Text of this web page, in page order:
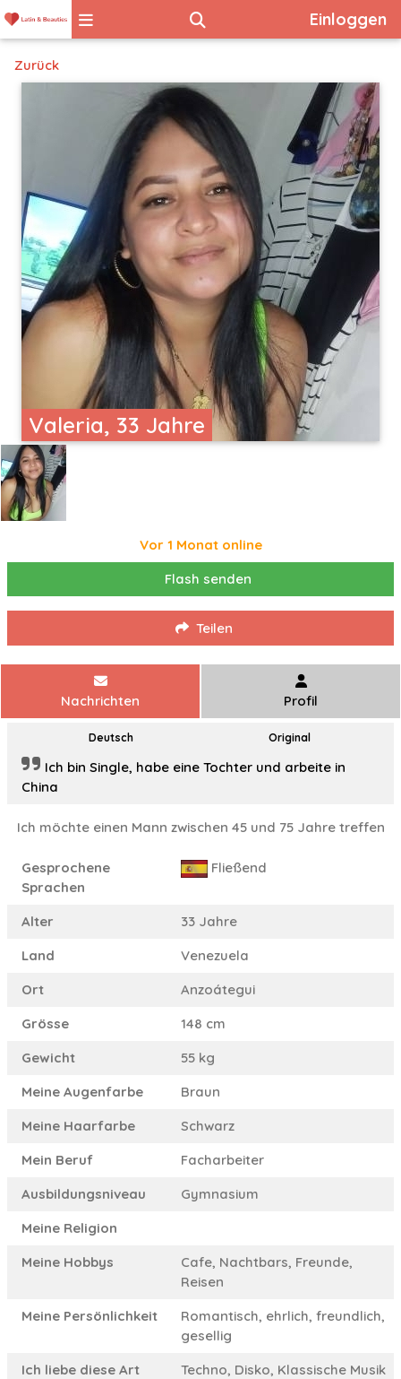
Einloggen
Zurück
Valeria, 33 Jahre
Vor 1 Monat online
Flash senden
Teilen
Nachrichten Profil
Deutsch Original
Ich bin Single, habe eine Tochter und arbeite in
China
Ich möchte einen Mann zwischen 45 und 75 Jahre treffen
Gesprochene
Sprachen
Fließend
Alter
33 Jahre
Land
Venezuela
Ort
Anzoátegui
Grösse
148 cm
Gewicht
55 kg
Meine Augenfarbe
Braun
Meine Haarfarbe
Schwarz
Mein Beruf
Facharbeiter
Ausbildungsniveau
Gymnasium
Meine Religion
Meine Hobbys
Cafe, Nachtbars, Freunde,
Reisen
Meine Persönlichkeit
Romantisch, ehrlich, freundlich,
gesellig
Ich liebe diese Art
Techno, Disko, Klassische Musik